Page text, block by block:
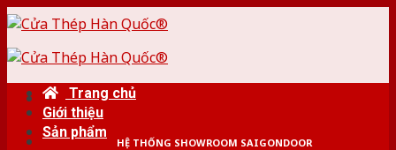
Skip
content
HỆ THỐNG SHOWROOM SAIGONDOOR
Trang chủ
Giới thiệu
Sản phẩm